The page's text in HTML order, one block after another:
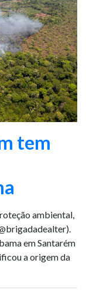
tem
ambiental,
em Santarém
a origem da